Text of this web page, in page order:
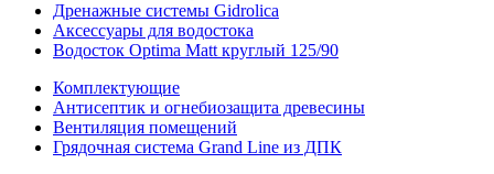
Дренажные системы Gidrolica
Аксессуары для водостока
Водосток Optima Matt круглый 125/90
Комплектующие
Антисептик и огнебиозащита древесины
Вентиляция помещений
Грядочная система Grand Line из ДПК